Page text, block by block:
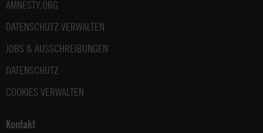
AMNESTY.ORG
DATENSCHUTZ VERWALTEN
JOBS & AUSSCHREIBUNGEN
DATENSCHUTZ
COOKIES VERWALTEN
Kontakt